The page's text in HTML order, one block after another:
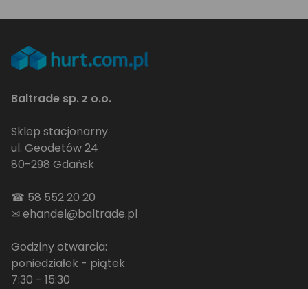
Baltrade sp. z o.o.
Sklep stacjonarny
ul. Geodetów 24
80-298 Gdańsk
☎ 58 552 20 20
✉ehandel@baltrade.pl
Godziny otwarcia:
poniedziałek - piątek
7:30 - 15:30